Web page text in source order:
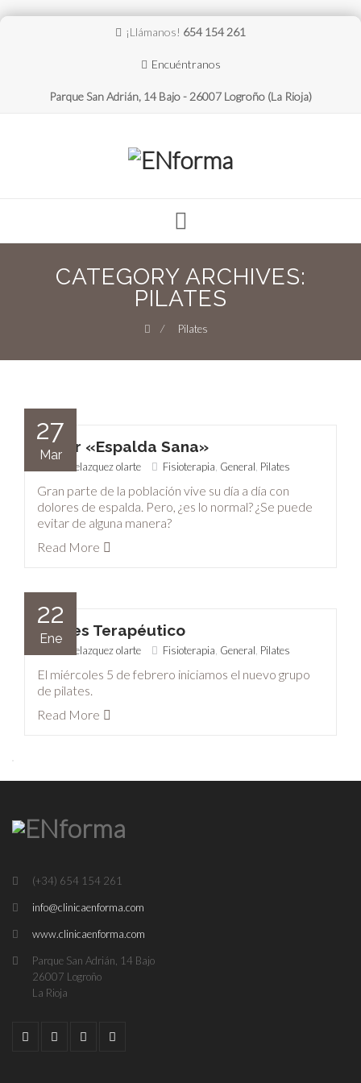
¡Llámanos! 654 154 261
Encuéntranos
Parque San Adrián, 14 Bajo - 26007 Logroño (La Rioja)
SERVICIOS ESPECIALISTAS BLOG TARIFAS
CATEGORY ARCHIVES:
PILATES
⁄ Pilates
27
Mar
Taller «Espalda Sana»
alba velazquez olarte Fisioterapia General Pilates
Gran parte de la población vive su día a día con
dolores de espalda. Pero, ¿es lo normal? ¿Se puede
evitar de alguna manera?
Read More
22
Ene
Pilates Terapéutico
alba velazquez olarte Fisioterapia General Pilates
El miércoles 5 de febrero iniciamos el nuevo grupo
de pilates.
Read More
(+34) 654 154 261
info@clinicaenforma.com
www.clinicaenforma.com
Parque San Adrián, 14 Bajo
26007 Logroño
La Rioja